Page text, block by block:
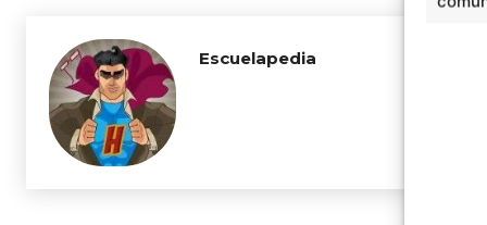
Escuelapedia